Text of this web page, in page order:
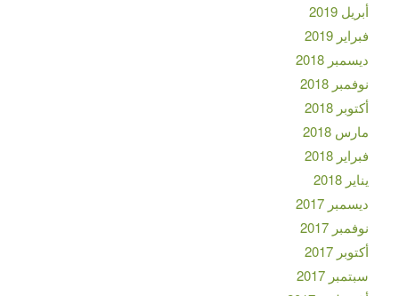
أبريل 2019
فبراير 2019
ديسمبر 2018
نوفمبر 2018
أكتوبر 2018
مارس 2018
فبراير 2018
يناير 2018
ديسمبر 2017
نوفمبر 2017
أكتوبر 2017
سبتمبر 2017